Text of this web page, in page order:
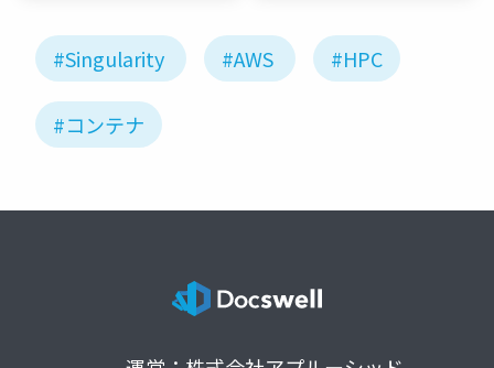
#Singularity #AWS #HPC
#コンテナ